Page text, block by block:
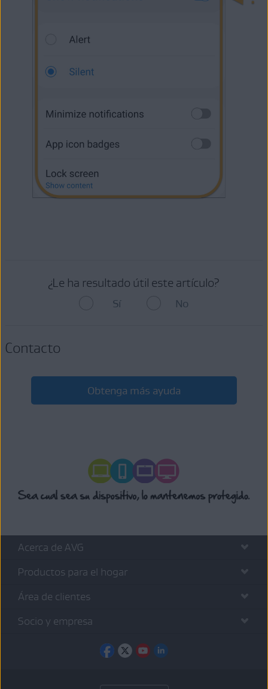
¿Le ha resultado útil este artículo?
Sí No
Contacto
Obtenga más ayuda
Acerca de AVG
Productos para el hogar
Área de clientes
Socio y empresa